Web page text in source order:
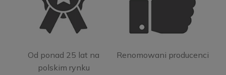
Od ponad 25 lat na
polskim rynku
Renomowani producenci